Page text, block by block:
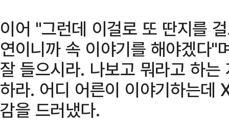
이어 "그런데 이걸로 또 딴지를
연이니까 속 이야기를 해야겠다"
잘 들으시라. 나보고 뭐라고 하
하라. 어디 어른이 이야기하는데
감을 드러냈다.